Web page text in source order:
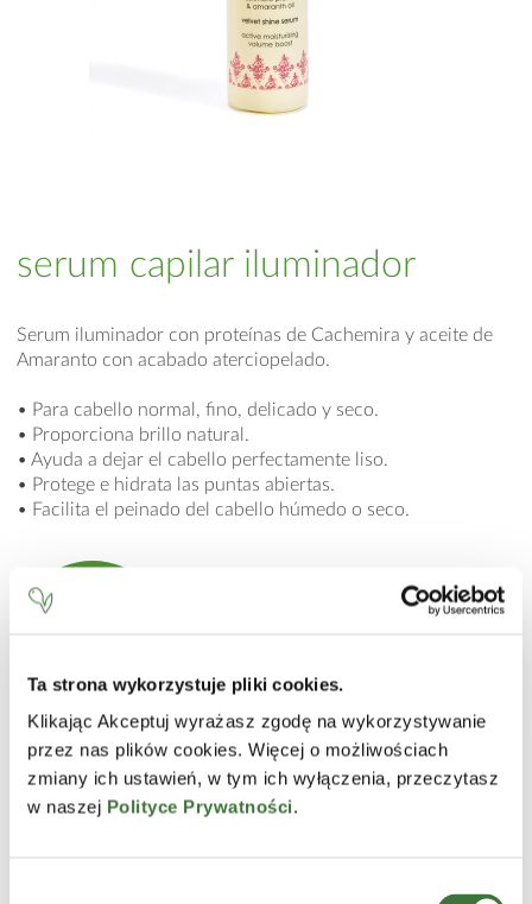
Ta strona wykorzystuje pliki cookies.
Klikając Akceptuj wyrażasz zgodę na wykorzystywanie
przez nas plików cookies. Więcej o możliwościach
zmiany ich ustawień, w tym ich wyłączenia, przeczytasz
w naszej Polityce Prywatności.
serum capilar iluminador
Serum iluminador con proteínas de Cachemira y aceite de
Amaranto con acabado aterciopelado.
• Para cabello normal, fino, delicado y seco.
• Proporciona brillo natural.
• Ayuda a dejar el cabello perfectamente liso.
• Protege e hidrata las puntas abiertas.
• Facilita el peinado del cabello húmedo o seco.
MODO DE EMPLEO
Extender 1-2 gotas de serum en las manos y masajear en el
cabello húmedo o seco, especialmente las puntas del